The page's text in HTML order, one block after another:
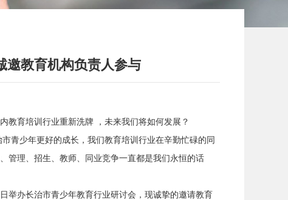
邀教育机构负责人参与
教育培训行业重新洗牌 ，未来我们将如何发展？
少年更好的成长，我们教育培训行业在辛勤忙碌的同
管理、招生、教师、同业竞争一直都是我们永恒的话
办长治市青少年教育行业研讨会，现诚挚的邀请教育